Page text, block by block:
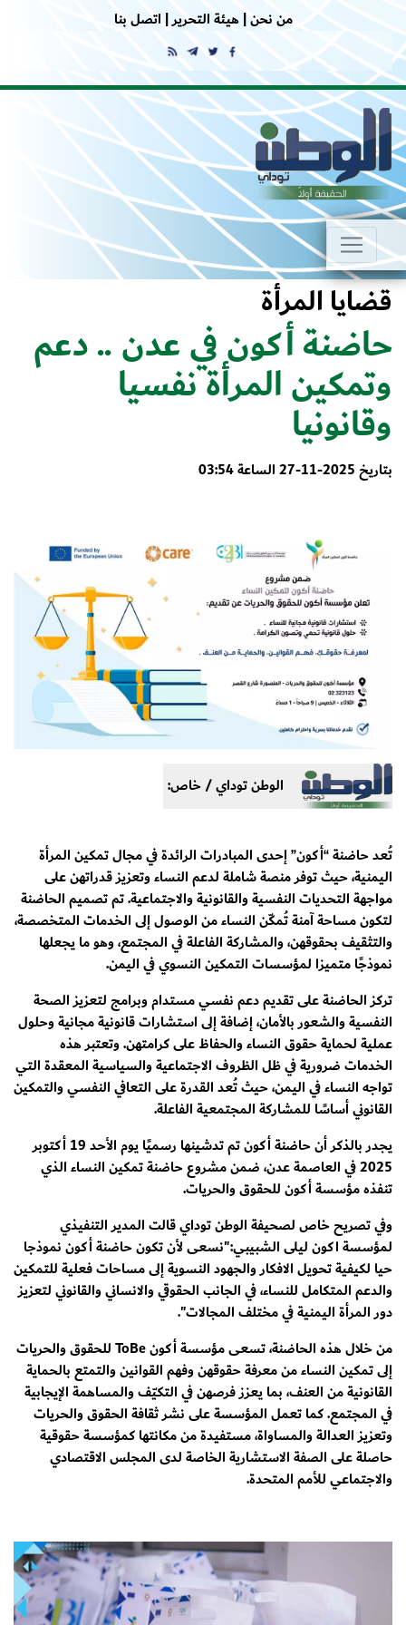
من نحن |هيئة التحرير | اتصل بنا
قضايا المرأة
حاضنة أكون في عدن .. دعم
وتمكين المرأة نفسيا
وقانونيا
بتاريخ 2025-11-27 الساعة 03:54
الوطن توداي / خاص:
تُعد حاضنة “أكون” إحدى المبادرات الرائدة في مجال تمكين المرأة
اليمنية، حيث توفر منصة شاملة لدعم النساء وتعزيز قدراتهن على
مواجهة التحديات النفسية والقانونية والاجتماعية. تم تصميم الحاضنة
لتكون مساحة آمنة تُمكّن النساء من الوصول إلى الخدمات المتخصصة،
والتثقيف بحقوقهن، والمشاركة الفاعلة في المجتمع، وهو ما يجعلها
نموذجًا متميزا لمؤسسات التمكين النسوي في اليمن.
تركز الحاضنة على تقديم دعم نفسي مستدام وبرامج لتعزيز الصحة
النفسية والشعور بالأمان، إضافة إلى استشارات قانونية مجانية وحلول
عملية لحماية حقوق النساء والحفاظ على كرامتهن. وتعتبر هذه
الخدمات ضرورية في ظل الظروف الاجتماعية والسياسية المعقدة التي
تواجه النساء في اليمن، حيث تُعد القدرة على التعافي النفسي والتمكين
القانوني أساسًا للمشاركة المجتمعية الفاعلة.
يجدر بالذكر أن حاضنة أكون تم تدشينها رسميًا يوم الأحد 19 أكتوبر
2025 في العاصمة عدن، ضمن مشروع حاضنة تمكين النساء الذي
تنفذه مؤسسة أكون للحقوق والحريات.
وفي تصريح خاص لصحيفة الوطن توداي قالت المدير التنفيذي
لمؤسسة اكون ليلى الشبيبي:"نسعى لأن تكون حاضنة أكون نموذجا
حيا لكيفية تحويل الافكار والجهود النسوية إلى مساحات فعلية للتمكين
والدعم المتكامل للنساء، في الجانب الحقوقي والانساني والقانوني لتعزيز
دور المرأة اليمنية في مختلف المجالات".
من خلال هذه الحاضنة، تسعى مؤسسة أكون ToBe للحقوق والحريات
إلى تمكين النساء من معرفة حقوقهن وفهم القوانين والتمتع بالحماية
القانونية من العنف، بما يعزز فرصهن في التكيّف والمساهمة الإيجابية
في المجتمع. كما تعمل المؤسسة على نشر ثقافة الحقوق والحريات
وتعزيز العدالة والمساواة، مستفيدة من مكانتها كمؤسسة حقوقية
حاصلة على الصفة الاستشارية الخاصة لدى المجلس الاقتصادي
والاجتماعي للأمم المتحدة.